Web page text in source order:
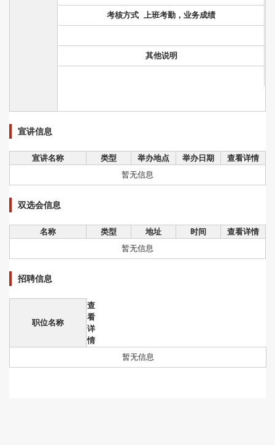
考核方式 上班考勤，业务成绩
其他说明
宣讲信息
宣讲名称 类型 举办地点 举办日期
查看详情
暂无信息
双选会信息
名称 类型 地址 时间
查看详情
暂无信息
招聘信息
职位名称
查
看
详
情
暂无信息